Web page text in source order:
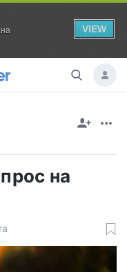
VIEW
на